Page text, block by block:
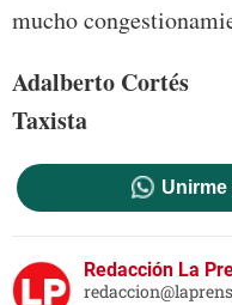
mucho
Adalberto Cortés
Taxista
Redacción La